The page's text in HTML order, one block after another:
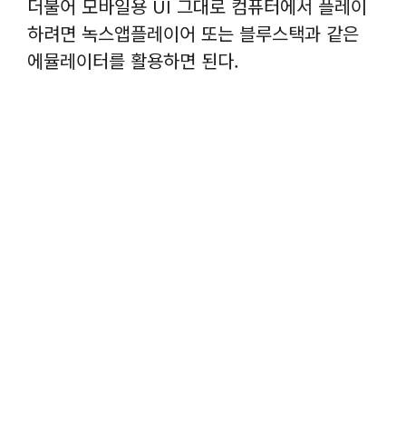
더불어 모바일용 UI 그대로 컴퓨터에서 플레이
하려면 녹스앱플레이어 또는 블루스택과 같은
에뮬레이터를 활용하면 된다.